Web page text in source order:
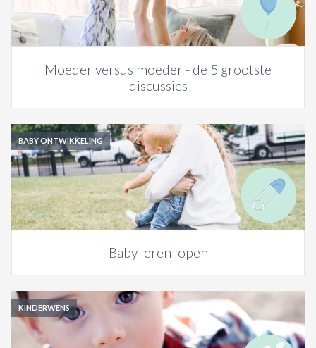
Moeder versus moeder - de 5 grootste
discussies
BABY ONTWIKKELING
Baby leren lopen
KINDERWENS